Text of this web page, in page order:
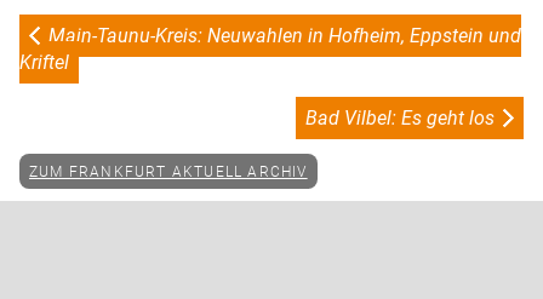
Main-Taunu-Kreis: Neuwahlen in Hofheim, Eppstein und
Kriftel
Bad Vilbel: Es geht los
ZUM FRANKFURT AKTUELL ARCHIV